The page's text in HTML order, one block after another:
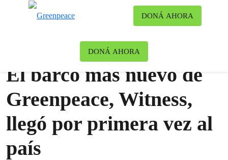
DONÁ AHORA
DONÁ AHORA
El barco más nuevo de
Greenpeace, Witness,
llegó por primera vez al
país